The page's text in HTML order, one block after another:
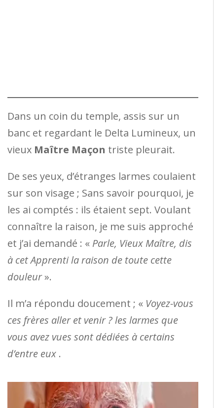
Dans un coin du temple, assis sur un
banc et regardant le Delta Lumineux, un
vieux Maître Maçon triste pleurait.
De ses yeux, d’étranges larmes coulaient
sur son visage ; Sans savoir pourquoi, je
les ai comptés : ils étaient sept. Voulant
connaître la raison, je me suis approché
et j’ai demandé : « Parle, Vieux Maître, dis
à cet Apprenti la raison de toute cette
douleur».
Il m’a répondu doucement ; « Voyez-vous
ces frères aller et venir ? les larmes que
vous avez vues sont dédiées à certains
d’entre eux .